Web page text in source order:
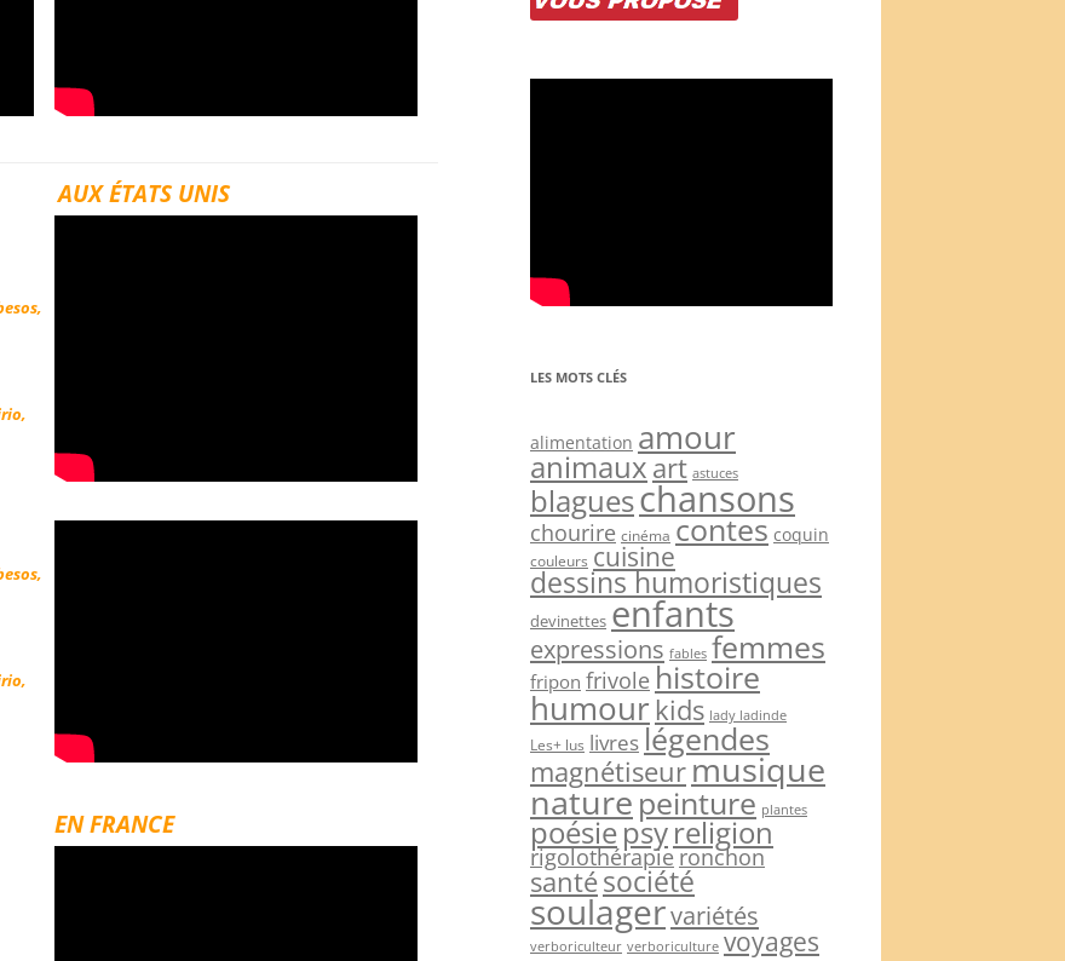
AUX ÉTATS UNIS
EN FRANCE
LES MOTS CLÉS
alimentation amour
animauxart astuces
blagueschansons
chourire cinéma contes coquin
couleurs cuisine
dessins humoristiques
devinettes enfants
expressions fables femmes
fripon frivole histoire
humour kids lady ladinde
Les+ lus livreslégendes
magnétiseurmusique
naturepeinture plantes
poésiepsyreligion
rigolothérapieronchon
santésociété
soulagervariétés
verboriculteur verboriculture voyages